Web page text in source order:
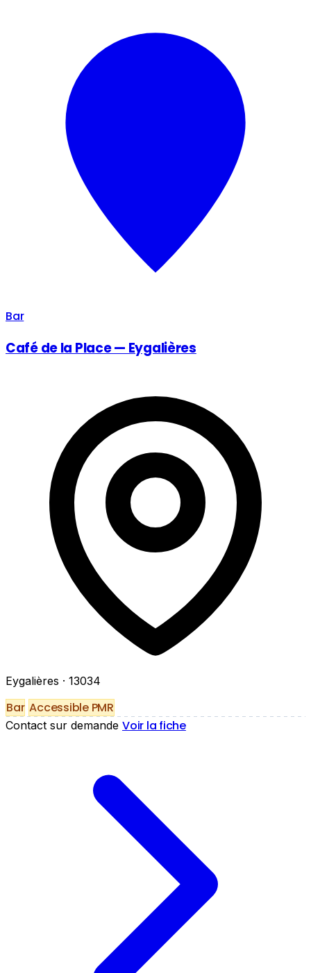
Bar
Café de la Place — Eygalières
Eygalières · 13034
Bar Accessible PMR
Contact sur demande Voir la fiche